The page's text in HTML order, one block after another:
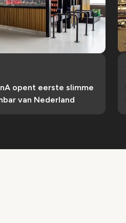
opent eerste slimme
van Nederland